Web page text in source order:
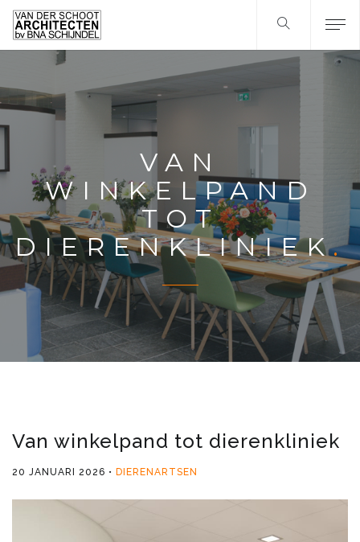
VAN
WINKELPAND
TOT
DIERENKLINIEK
Van winkelpand tot dierenkliniek
20 JANUARI 2026 DIERENARTSEN